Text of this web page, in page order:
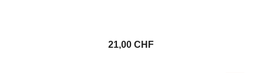
21,00 CHF